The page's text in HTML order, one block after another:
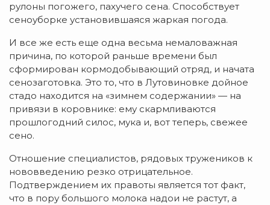
рулоны погожего, пахучего сена. Способствует
сеноуборке установившаяся жаркая погода.
И все же есть еще одна весьма немаловажная
причина, по которой раньше времени был
сформирован кормодобывающий отряд, и начата
сенозаготовка. Это то, что в Лутовиновке дойное
стадо находится на «зимнем содержании» — на
привязи в коровнике: ему скармливаются
прошлогодний силос, мука и, вот теперь, свежее
сено.
Отношение специалистов, рядовых тружеников к
нововведению резко отрицательное.
Подтверждением их правоты является тот факт,
что в пору большого молока надои не растут, а